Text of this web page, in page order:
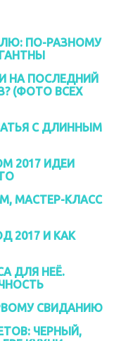
ПО-РАЗНОМУ
НА ПОСЛЕДНИЙ
(ФОТО ВСЕХ
С ДЛИННЫМ
2017 ИДЕИ
МАСТЕР-КЛАСС
2017 И КАК
ДЛЯ НЕЁ.
СВИДАНИЮ
ЧЕРНЫЙ,